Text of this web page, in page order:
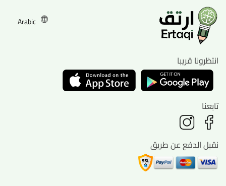
Arabic
انتظرونا قريبا
تابعنا
نقبل الدفع عن طريق